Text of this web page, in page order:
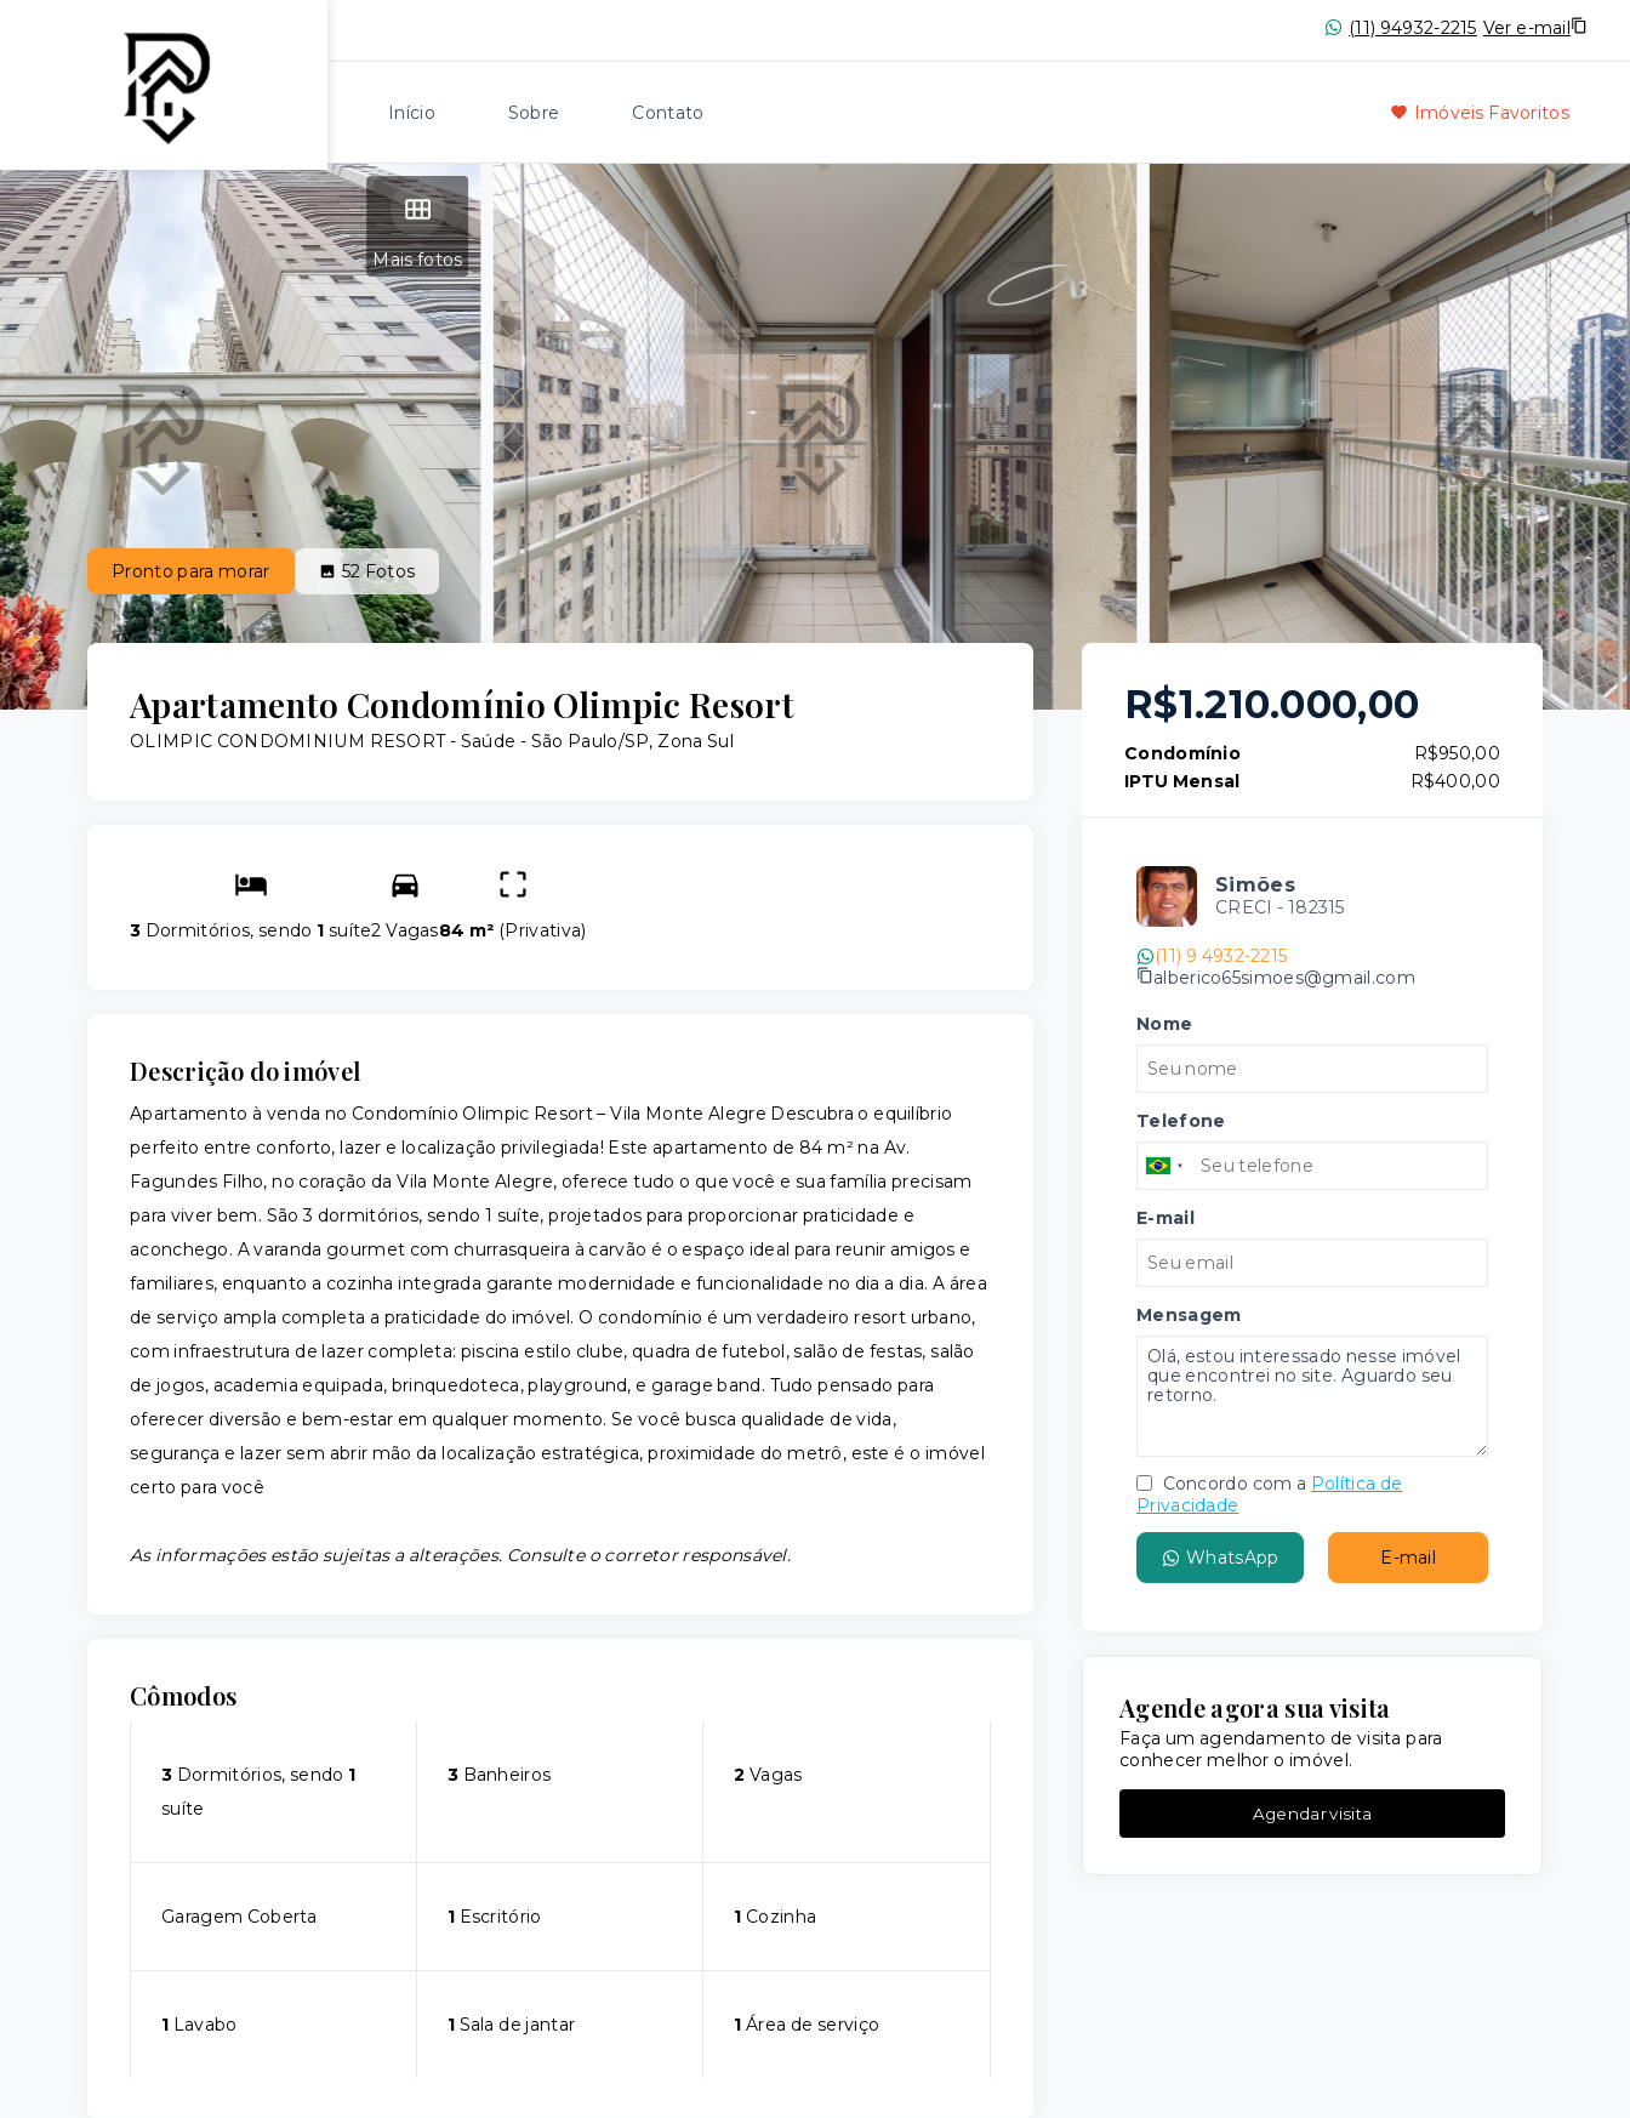
(11) 94932-2215 Ver e-mail
Início Sobre Contato Imóveis Favoritos
Mais fotos
Pronto para morar 52Fotos
Apartamento Condomínio Olimpic Resort
OLIMPIC CONDOMINIUM RESORT - Saúde - São Paulo/SP, Zona Sul
3 Dormitórios, sendo 1 suíte2 Vagas84 m² (Privativa)
Descrição do imóvel
Apartamento à venda no Condomínio Olimpic Resort – Vila Monte Alegre Descubra o equilíbrio
perfeito entre conforto, lazer e localização privilegiada! Este apartamento de 84 m² na Av.
Fagundes Filho, no coração da Vila Monte Alegre, oferece tudo o que você e sua família precisam
para viver bem. São 3 dormitórios, sendo 1 suíte, projetados para proporcionar praticidade e
aconchego. A varanda gourmet com churrasqueira à carvão é o espaço ideal para reunir amigos e
familiares, enquanto a cozinha integrada garante modernidade e funcionalidade no dia a dia. A área
de serviço ampla completa a praticidade do imóvel. O condomínio é um verdadeiro resort urbano,
com infraestrutura de lazer completa: piscina estilo clube, quadra de futebol, salão de festas, salão
de jogos, academia equipada, brinquedoteca, playground, e garage band. Tudo pensado para
oferecer diversão e bem-estar em qualquer momento. Se você busca qualidade de vida,
segurança e lazer sem abrir mão da localização estratégica, proximidade do metrô, este é o imóvel
certo para você
As informações estão sujeitas a alterações. Consulte o corretor responsável.
Cômodos
3 Dormitórios, sendo 1
suíte
3Banheiros 2 Vagas
Garagem Coberta 1Escritório 1 Cozinha
1 Lavabo 1Sala de jantar 1 Área de serviço
R$1.210.000,00
Condomínio
R$950,00
IPTU Mensal
R$400,00
Simões
CRECI - 182315
(11) 9 4932-2215
alberico65simoes@gmail.com
Nome
Telefone
E-mail
Mensagem
Concordo com a Política de
Privacidade
WhatsApp E-mail
Agende agora sua visita
Faça um agendamento de visita para
conhecer melhor o imóvel.
Agendar visita